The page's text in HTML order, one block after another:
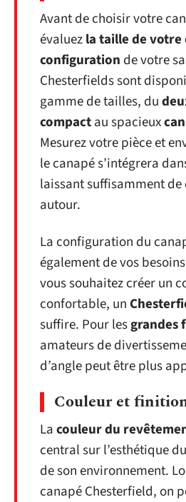
Avant de choisir votre
évaluezla taille de votre
configuration de votre
Chesterfields sont
gamme de tailles, du
compactau spacieux
Mesurez votre pièce et
le canapé s’intégrera
laissant suffisamment
autour.
La configuration du
également de vos
vous souhaitez créer un
confortable, un
suffire. Pour lesgrandes
amateurs de
d’angle peut être plus
Couleur et
Lacouleur du
central sur l’esthétique
de son environnement.
canapé Chesterfield, on